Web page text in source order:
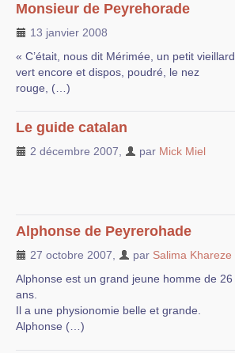
Monsieur de Peyrehorade
13 janvier 2008
« C’était, nous dit Mérimée, un petit vieillard
vert encore et dispos, poudré, le nez
rouge, (…)
Le guide catalan
2 décembre 2007 par Mick Miel
Alphonse de Peyrerohade
27 octobre 2007 par Salima Khareze
Alphonse est un grand jeune homme de 26
ans.
Il a une physionomie belle et grande.
Alphonse (…)